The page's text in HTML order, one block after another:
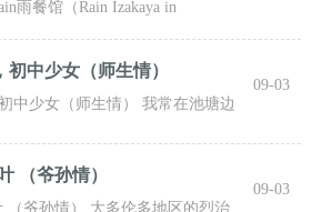
雨餐馆（Rain Izakaya in
，位于33 Sheppard Ave East。Rain
初中少女（师生情）
中少女（师生情） 我常在池塘边
09-03
（爷孙情）
（爷孙情） 大多伦多地区的烈治
09-03